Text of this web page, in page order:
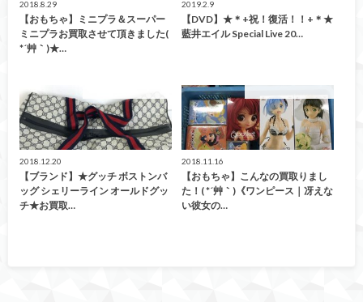
2018.8.29
【おもちゃ】ミニプラ＆スーパー
ミニプラお買取させて頂きました(
*´艸｀)★…
2019.2.9
【DVD】★＊+祝！復活！！+＊★
藍井エイル Special Live 20…
2018.12.20
【ブランド】★グッチ ボストンバ
ッグ シェリーライン オールドグッ
チ★お買取…
2018.11.16
【おもちゃ】こんなの買取りまし
た！( *´艸｀)《ワンピース｜冴えな
い彼女の…